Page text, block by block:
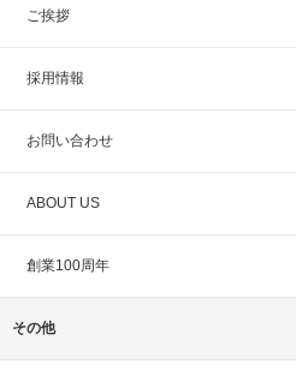
ご挨拶
採用情報
お問い合わせ
ABOUT US
創業100周年
その他